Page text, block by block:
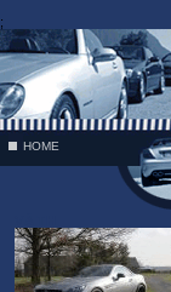
;
HOME